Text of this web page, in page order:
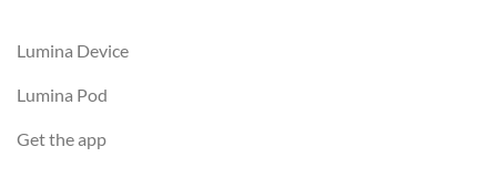
Lumina Device
Lumina Pod
Get the app